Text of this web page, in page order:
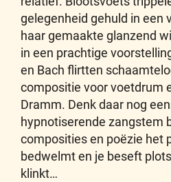
gelegenheid gehuld in een
haar gemaakte glanzend
in een prachtige
en Bach flirtten
compositie voor voetdrum
Dramm. Denk daar nog
hypnotiserende zangstem
composities en poëzie het
bedwelmt en je beseft
klinkt…